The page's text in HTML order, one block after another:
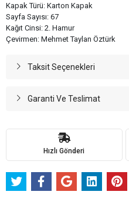
Kapak Türü: Karton Kapak
Sayfa Sayısı: 67
Kağıt Cinsi: 2. Hamur
Çevirmen: Mehmet Taylan Öztürk
Taksit Seçenekleri
Garanti Ve Teslimat
Hızlı Gönderi